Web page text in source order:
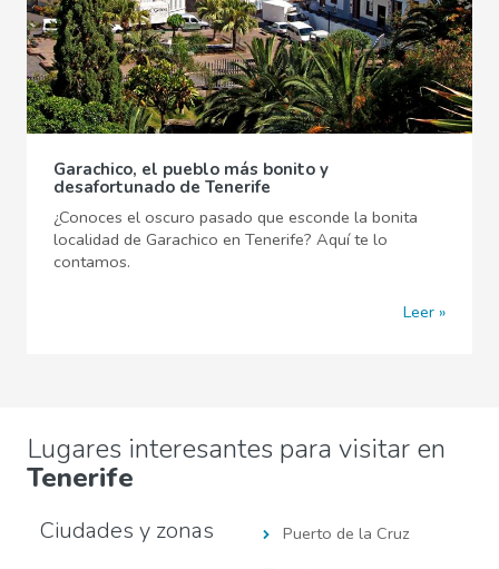
Garachico, el pueblo más bonito y
desafortunado de Tenerife
¿Conoces el oscuro pasado que esconde la bonita
localidad de Garachico en Tenerife? Aquí te lo
contamos.
Leer
Lugares interesantes para visitar en
Tenerife
Ciudades y zonas Puerto de la Cruz